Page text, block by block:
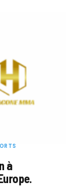
à